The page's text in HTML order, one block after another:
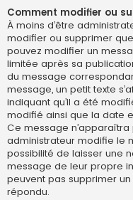
Comment modifier ou
À moins d’être
modifier ou supprimer
pouvez modifier un
limitée après sa
du message
message, un petit texte
indiquant qu’il a été
modifié ainsi que la date
Ce message
administrateur modifie le
possibilité de laisser une
message de leur propre
peuvent pas supprimer
répondu.